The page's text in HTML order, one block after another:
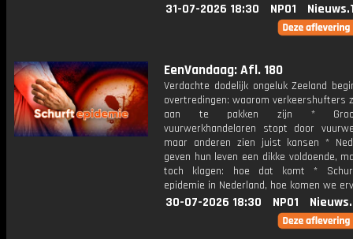
31-07-2026 18:30 NPO1
EenVandaag: Afl. 180
Verdachte dodelijk ongeluk Zeeland
overtredingen: waarom verkeershufters
aan te pakken zijn *
vuurwerkhandelaren stopt door
maar anderen zien juist kansen *
geven hun leven een dikke voldoende,
toch klagen: hoe dat komt *
epidemie in Nederland, hoe komen we
30-07-2026 18:30 NPO1